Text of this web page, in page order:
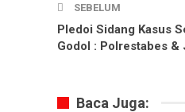
SEBELUM
Pledoi Sidang Kasus
Godol : Polrestabes &
Baca Juga: